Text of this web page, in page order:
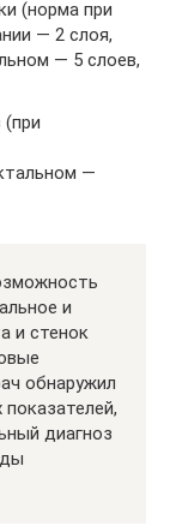
(норма при
— 2 слоя,
— 5 слоев,
(при
—
и
и стенок
обнаружил
диагноз